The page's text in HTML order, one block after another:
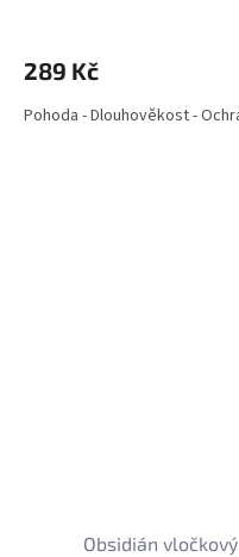
289 Kč
Pohoda - Dlouhověkost -
Obsidián